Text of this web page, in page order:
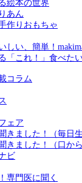
絵本の世界
あん
作りおもちゃ
しい、簡単！
「これ！」食べた
コラム
ェア
きました！（毎日
きました！（口か
ビ
専門医に聞く